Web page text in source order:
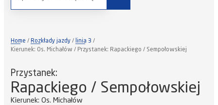
Home Rozkłady jazdy
linia 3
Kierunek: Os. Michałów / Przystanek: Rapackiego / Sempołowskiej
Przystanek:
Rapackiego / Sempołowskiej
Kierunek: Os. Michałów